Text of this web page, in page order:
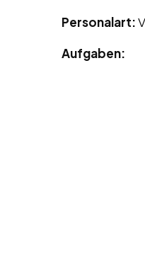
Personalart:
Aufgaben: